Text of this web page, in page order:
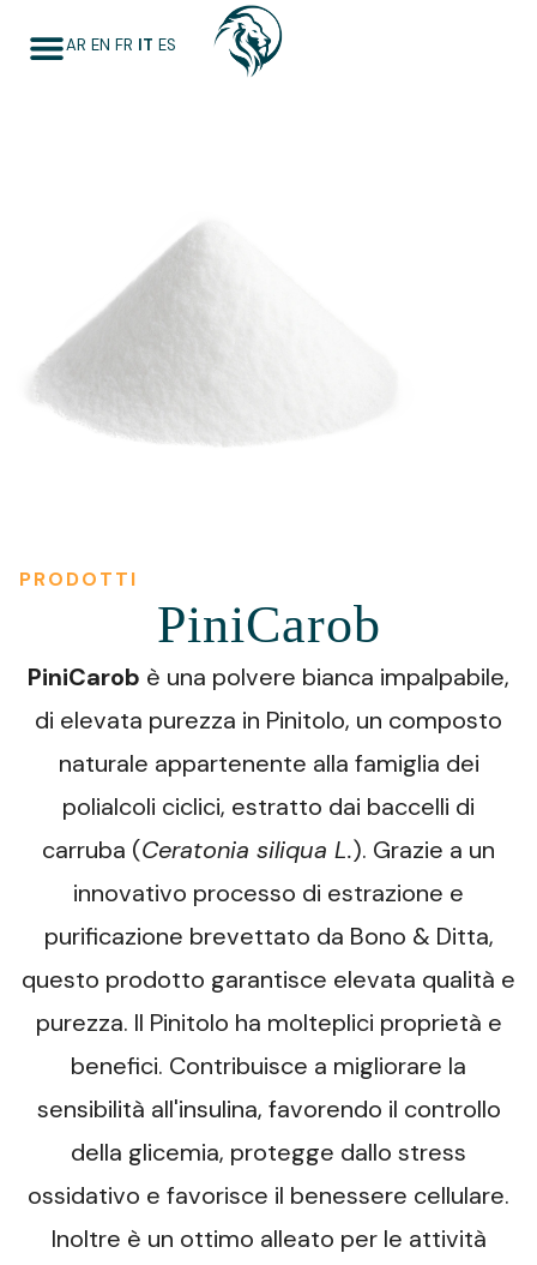
AR EN FR IT ES
PRODOTTI
PiniCarob
PiniCarob è una polvere bianca impalpabile,
di elevata purezza in Pinitolo, un composto
naturale appartenente alla famiglia dei
polialcoli ciclici, estratto dai baccelli di
carruba (Ceratonia siliqua L.). Grazie a un
innovativo processo di estrazione e
purificazione brevettato da Bono & Ditta,
questo prodotto garantisce elevata qualità e
purezza. Il Pinitolo ha molteplici proprietà e
benefici. Contribuisce a migliorare la
sensibilità all'insulina, favorendo il controllo
della glicemia, protegge dallo stress
ossidativo e favorisce il benessere cellulare.
Inoltre è un ottimo alleato per le attività